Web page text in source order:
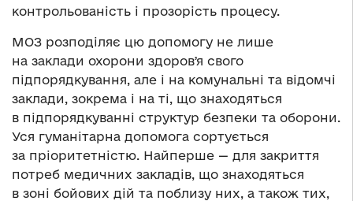
контрольованість і прозорість процесу.
МОЗ розподіляє цю допомогу не лише
на заклади охорони здоровʼя свого
підпорядкування, але і на комунальні та відомчі
заклади, зокрема і на ті, що знаходяться
в підпорядкуванні структур безпеки та оборони.
Уся гуманітарна допомога сортується
за пріоритетністю. Найперше — для закриття
потреб медичних закладів, що знаходяться
в зоні бойових дій та поблизу них, а також тих,